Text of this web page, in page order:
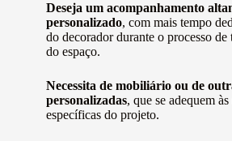
Deseja um acompanhamento
personalizado, com mais tempo
do decorador durante o processo de
do espaço.
Necessita de mobiliário ou de
personalizadas, que se adequem às
específicas do projeto.